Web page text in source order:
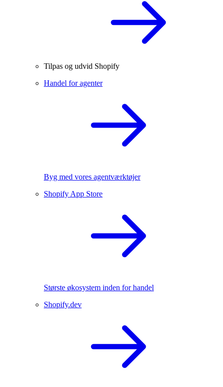
Tilpas og udvid Shopify
Handel for agenter
Byg med vores agentværktøjer
Shopify App Store
Største økosystem inden for handel
Shopify.dev